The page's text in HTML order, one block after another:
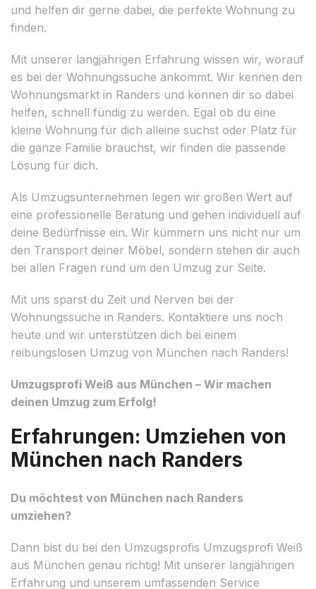
und helfen dir gerne dabei, die perfekte Wohnung zu
finden.
Mit unserer langjährigen Erfahrung wissen wir, worauf
es bei der Wohnungssuche ankommt. Wir kennen den
Wohnungsmarkt in Randers und können dir so dabei
helfen, schnell fündig zu werden. Egal ob du eine
kleine Wohnung für dich alleine suchst oder Platz für
die ganze Familie brauchst, wir finden die passende
Lösung für dich.
Als Umzugsunternehmen legen wir großen Wert auf
eine professionelle Beratung und gehen individuell auf
deine Bedürfnisse ein. Wir kümmern uns nicht nur um
den Transport deiner Möbel, sondern stehen dir auch
bei allen Fragen rund um den Umzug zur Seite.
Mit uns sparst du Zeit und Nerven bei der
Wohnungssuche in Randers. Kontaktiere uns noch
heute und wir unterstützen dich bei einem
reibungslosen Umzug von München nach Randers!
Umzugsprofi Weiß aus München – Wir machen
deinen Umzug zum Erfolg!
Erfahrungen: Umziehen von
München nach Randers
Du möchtest von München nach Randers
umziehen?
Dann bist du bei den Umzugsprofis Umzugsprofi Weiß
aus München genau richtig! Mit unserer langjährigen
Erfahrung und unserem umfassenden Service